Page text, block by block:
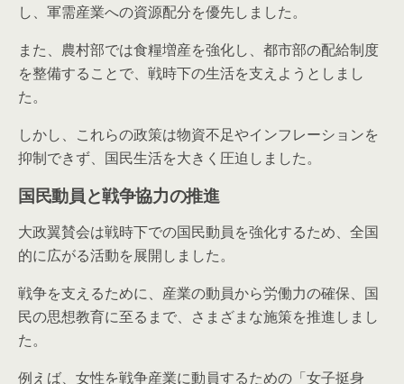
し、軍需産業への資源配分を優先しました。
また、農村部では食糧増産を強化し、都市部の配給制度
を整備することで、戦時下の生活を支えようとしまし
た。
しかし、これらの政策は物資不足やインフレーションを
抑制できず、国民生活を大きく圧迫しました。
国民動員と戦争協力の推進
大政翼賛会は戦時下での国民動員を強化するため、全国
的に広がる活動を展開しました。
戦争を支えるために、産業の動員から労働力の確保、国
民の思想教育に至るまで、さまざまな施策を推進しまし
た。
例えば、女性を戦争産業に動員するための「女子挺身